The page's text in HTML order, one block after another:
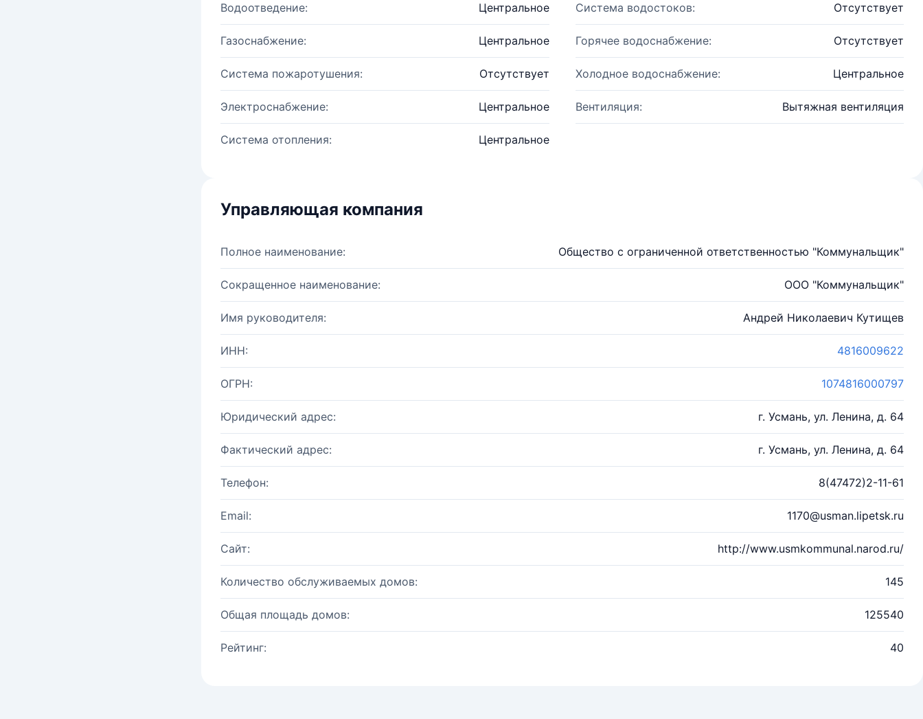
Водоотведение: Центральное Система водостоков: Отсутствует
Газоснабжение: Центральное Горячее водоснабжение: Отсутствует
Система пожаротушения: Отсутствует Холодное водоснабжение: Центральное
Электроснабжение: Центральное Вентиляция: Вытяжная вентиляция
Система отопления: Центральное
Управляющая компания
Полное наименование: Общество с ограниченной ответственностью "Коммунальщик"
Сокращенное наименование: ООО "Коммунальщик"
Имя руководителя: Андрей Николаевич Кутищев
ИНН: 4816009622
ОГРН: 1074816000797
Юридический адрес: г. Усмань, ул. Ленина, д. 64
Фактический адрес: г. Усмань, ул. Ленина, д. 64
Телефон: 8(47472)2-11-61
Email: 1170@usman.lipetsk.ru
Сайт: http://www.usmkommunal.narod.ru/
Количество обслуживаемых домов: 145
Общая площадь домов: 125540
Рейтинг: 40